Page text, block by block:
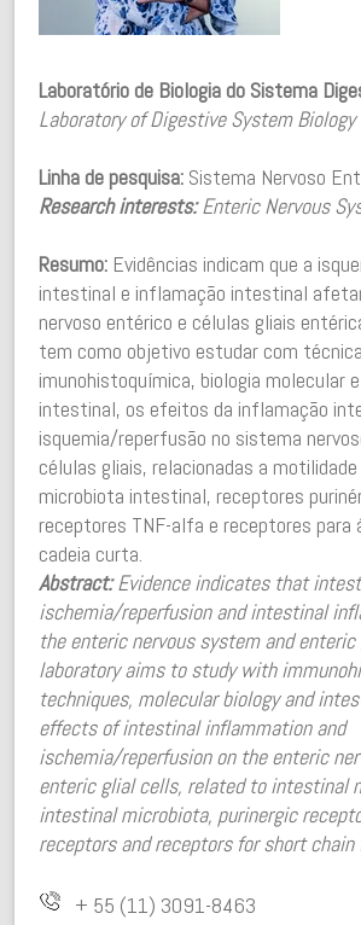
Laboratório de Biologia do Sistema
Laboratory of Digestive System Biology
Linha de pesquisa: Sistema Nervoso
Research interests:Enteric Nervous
Resumo: Evidências indicam que a
intestinal e inflamação intestinal
nervoso entérico e células gliais
tem como objetivo estudar com
imunohistoquímica, biologia molecular
intestinal, os efeitos da inflamação
isquemia/reperfusão no sistema
células gliais, relacionadas a
microbiota intestinal, receptores
receptores TNF-alfa e receptores para
cadeia curta.
Abstract:Evidence indicates that
ischemia/reperfusion and intestinal
the enteric nervous system and
laboratory aims to study with
techniques, molecular biology and
effects of intestinal inflammation and
ischemia/reperfusion on the enteric
enteric glial cells, related to intestinal
intestinal microbiota, purinergic
receptors and receptors for short
+ 55 (11) 3091-8463